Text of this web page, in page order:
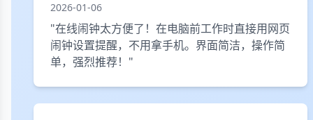
2026-01-06
"在线闹钟太方便了！在电脑前工作时直接用网页
闹钟设置提醒，不用拿手机。界面简洁，操作简
单，强烈推荐！"